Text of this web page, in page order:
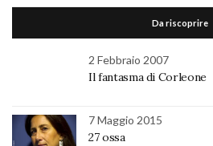
Da riscoprire
2 Febbraio 2007
Il fantasma di Corleone
7 Maggio 2015
27 ossa